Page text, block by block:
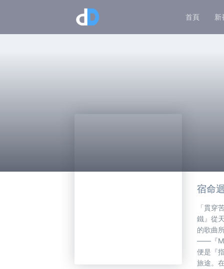
首頁 新
宿命
「貫
鐵』從
的歌曲
――『
便是『
旅途。